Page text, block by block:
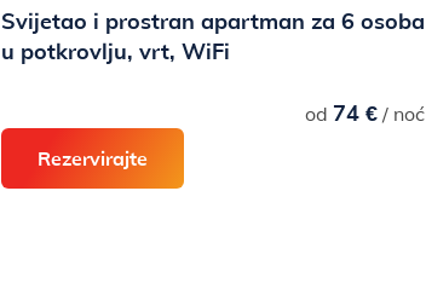
Svijetao i prostran apartman za 6 osoba
u potkrovlju, vrt, WiFi
od 74 €/ noć
Rezervirajte